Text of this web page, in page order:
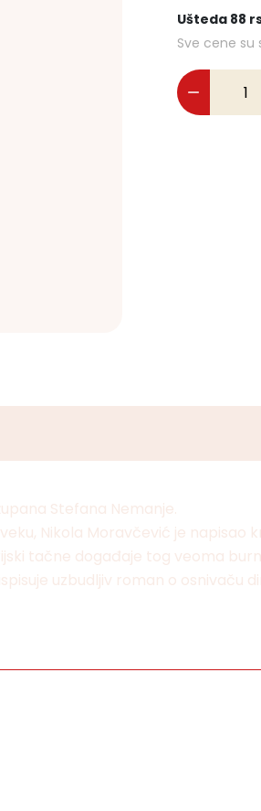
Ušteda 88
Sve cene
Stefana Nemanje.
Nikola Moravčević je napisao
tačne događaje tog veoma
uzbudljiv roman o osnivaču